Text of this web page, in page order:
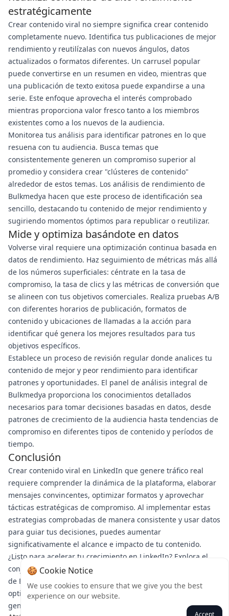
estratégicamente
Crear contenido viral no siempre significa crear contenido
completamente nuevo. Identifica tus publicaciones de mejor
rendimiento y reutilízalas con nuevos ángulos, datos
actualizados o formatos diferentes. Un carrusel popular
puede convertirse en un resumen en video, mientras que
una publicación de texto exitosa puede expandirse a una
serie. Este enfoque aprovecha el interés comprobado
mientras proporciona valor fresco tanto a los miembros
existentes como a los nuevos de la audiencia.
Monitorea tus análisis para identificar patrones en lo que
resuena con tu audiencia. Busca temas que
consistentemente generen un compromiso superior al
promedio y considera crear "clústeres de contenido"
alrededor de estos temas. Los análisis de rendimiento de
Bulkmedya hacen que este proceso de identificación sea
sencillo, destacando tu contenido de mejor rendimiento y
sugiriendo momentos óptimos para republicar o reutilizar.
Mide y optimiza basándote en datos
Volverse viral requiere una optimización continua basada en
datos de rendimiento. Haz seguimiento de métricas más allá
de los números superficiales: céntrate en la tasa de
compromiso, la tasa de clics y las métricas de conversión que
se alineen con tus objetivos comerciales. Realiza pruebas A/B
con diferentes horarios de publicación, formatos de
contenido y ubicaciones de llamadas a la acción para
identificar qué genera los mejores resultados para tus
objetivos específicos.
Establece un proceso de revisión regular donde analices tu
contenido de mejor y peor rendimiento para identificar
patrones y oportunidades. El panel de análisis integral de
Bulkmedya proporciona los conocimientos detallados
necesarios para tomar decisiones basadas en datos, desde
patrones de crecimiento de la audiencia hasta tendencias de
compromiso en diferentes tipos de contenido y períodos de
tiempo.
Conclusión
Crear contenido viral en LinkedIn que genere tráfico real
requiere comprender la dinámica de la plataforma, elaborar
mensajes convincentes, optimizar formatos y aprovechar
tácticas estratégicas de compromiso. Al implementar estas
estrategias comprobadas de manera consistente y usar datos
para guiar tus decisiones, puedes aumentar
significativamente el alcance e impacto de tu contenido.
¿Listo para acelerar tu crecimiento en LinkedIn? Explora el
conjunto de herramientas profesionales para redes sociales
de Bulkmedya, diseñadas para ayudarte a crear, programar y
optimizar contenido que resuene con tu público objetivo y
genere resultados comerciales significativos.
🍪 Cookie Notice
We use cookies to ensure that we give you the best
experience on our website.
Accept